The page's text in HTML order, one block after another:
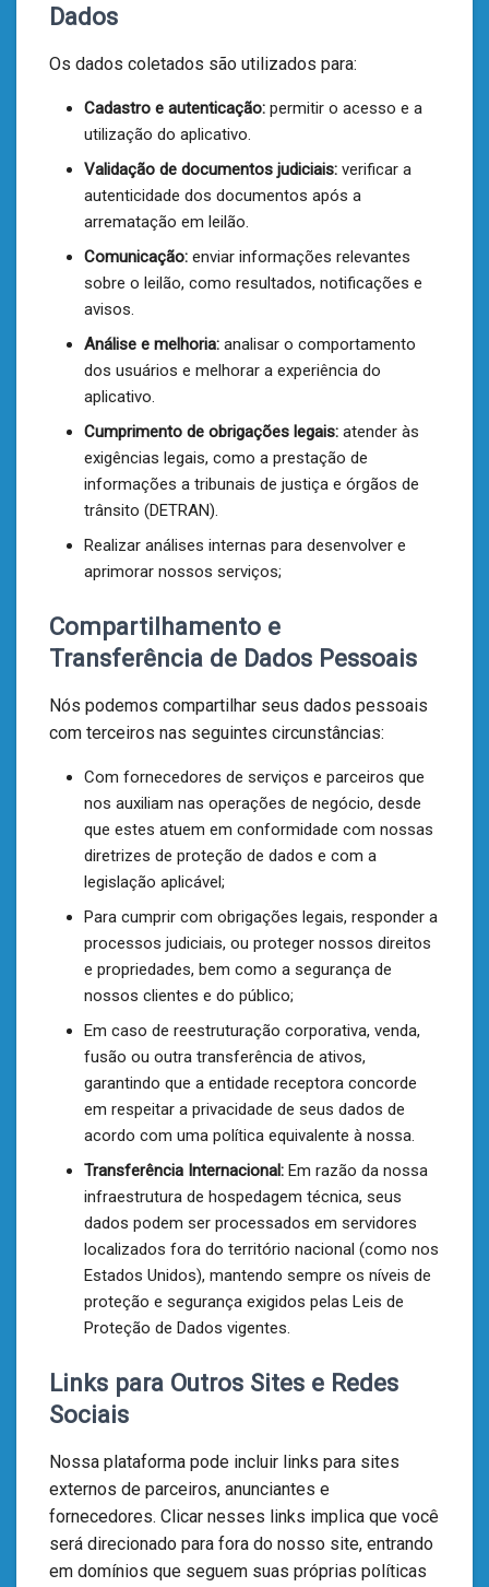
Dados
Os dados coletados são utilizados para:
Cadastro e autenticação: permitir o acesso e a
utilização do aplicativo.
Validação de documentos judiciais: verificar a
autenticidade dos documentos após a
arrematação em leilão.
Comunicação: enviar informações relevantes
sobre o leilão, como resultados, notificações e
avisos.
Análise e melhoria: analisar o comportamento
dos usuários e melhorar a experiência do
aplicativo.
Cumprimento de obrigações legais: atender às
exigências legais, como a prestação de
informações a tribunais de justiça e órgãos de
trânsito (DETRAN).
Realizar análises internas para desenvolver e
aprimorar nossos serviços;
Compartilhamento e
Transferência de Dados Pessoais
Nós podemos compartilhar seus dados pessoais
com terceiros nas seguintes circunstâncias:
Com fornecedores de serviços e parceiros que
nos auxiliam nas operações de negócio, desde
que estes atuem em conformidade com nossas
diretrizes de proteção de dados e com a
legislação aplicável;
Para cumprir com obrigações legais, responder a
processos judiciais, ou proteger nossos direitos
e propriedades, bem como a segurança de
nossos clientes e do público;
Em caso de reestruturação corporativa, venda,
fusão ou outra transferência de ativos,
garantindo que a entidade receptora concorde
em respeitar a privacidade de seus dados de
acordo com uma política equivalente à nossa.
Transferência Internacional: Em razão da nossa
infraestrutura de hospedagem técnica, seus
dados podem ser processados em servidores
localizados fora do território nacional (como nos
Estados Unidos), mantendo sempre os níveis de
proteção e segurança exigidos pelas Leis de
Proteção de Dados vigentes.
Links para Outros Sites e Redes
Sociais
Nossa plataforma pode incluir links para sites
externos de parceiros, anunciantes e
fornecedores. Clicar nesses links implica que você
será direcionado para fora do nosso site, entrando
em domínios que seguem suas próprias políticas